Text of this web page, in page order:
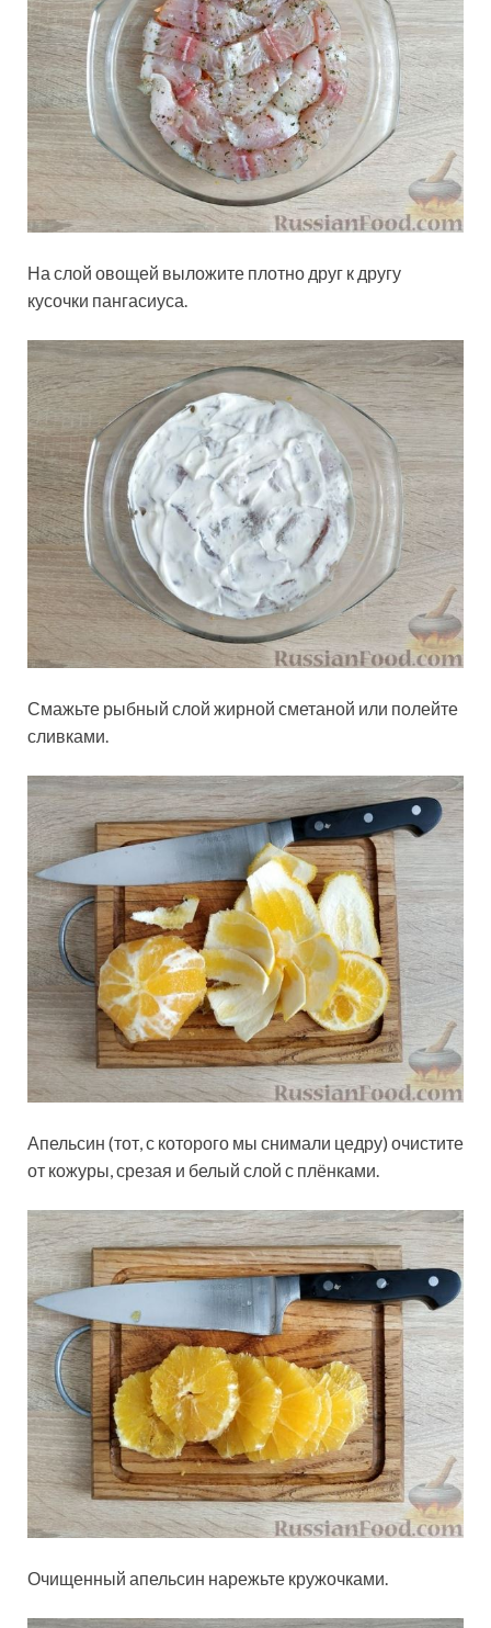
На слой овощей выложите плотно друг к другу
кусочки пангасиуса.
Смажьте рыбный слой жирной сметаной или полейте
сливками.
Апельсин (тот, с которого мы снимали цедру) очистите
от кожуры, срезая и белый слой с плёнками.
Очищенный апельсин нарежьте кружочками.